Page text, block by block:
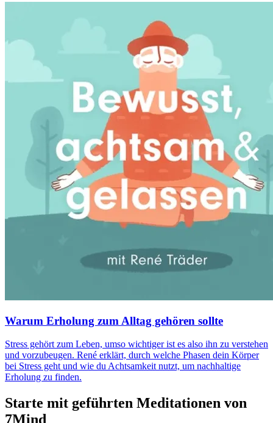
Warum Erholung zum Alltag gehören sollte
Stress gehört zum Leben, umso wichtiger ist es also ihn zu verstehen
und vorzubeugen. René erklärt, durch welche Phasen dein Körper
bei Stress geht und wie du Achtsamkeit nutzt, um nachhaltige
Erholung zu finden.
Starte mit geführten Meditationen von
7Mind